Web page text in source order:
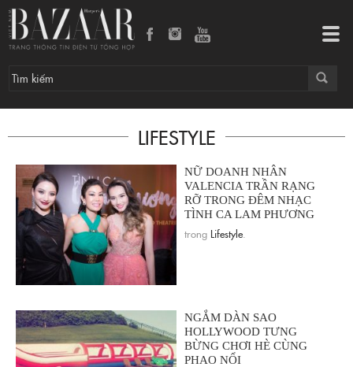
LIFESTYLE
NỮ DOANH NHÂN
VALENCIA TRẦN RẠNG
RỠ TRONG ĐÊM NHẠC
TÌNH CA LAM PHƯƠNG
trong Lifestyle
NGẮM DÀN SAO
HOLLYWOOD TƯNG
BỪNG CHƠI HÈ CÙNG
PHAO NỔI